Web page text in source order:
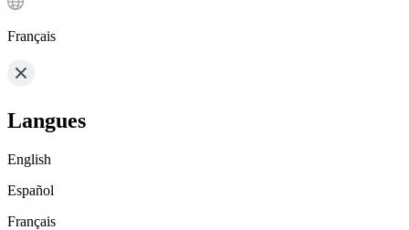
Français
Langues
English
Español
Français